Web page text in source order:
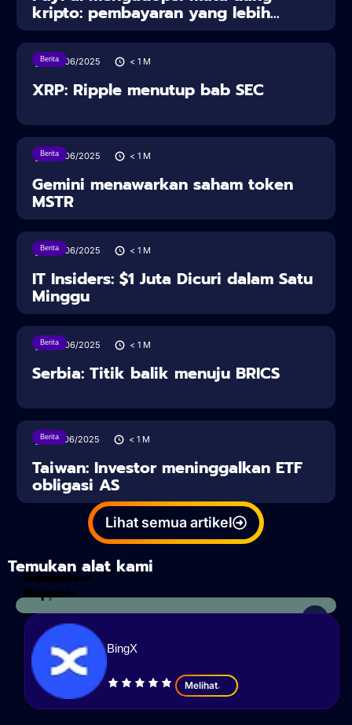
kripto: pembayaran yang lebih...
Berita
28/06/2025 < 1 M
XRP: Ripple menutup bab SEC
Berita
28/06/2025 < 1 M
Gemini menawarkan saham token
MSTR
Berita
28/06/2025 < 1 M
IT Insiders: $1 Juta Dicuri dalam Satu
Minggu
Berita
28/06/2025 < 1 M
Serbia: Titik balik menuju BRICS
Berita
27/06/2025 < 1 M
Taiwan: Investor meninggalkan ETF
obligasi AS
Lihat semua artikel
Temukan alat kami
Calculateur
d'impots
Analisis
Kripto
BingX
Melihat